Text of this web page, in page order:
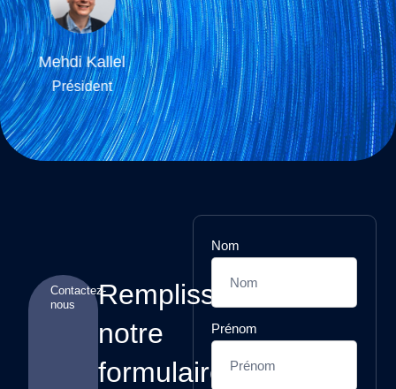
Pascal Antonini
Directeur Général
Contactez-
nous
Remplissez
notre
formulaire
Nom
Prénom